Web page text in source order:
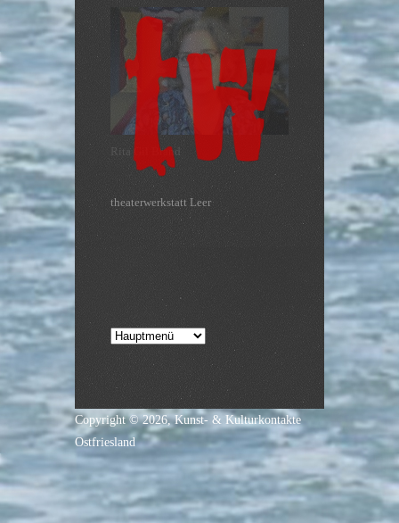
theaterwerkstatt Leer
Copyright © 2026,Kunst- & Kulturkontakte
Ostfriesland